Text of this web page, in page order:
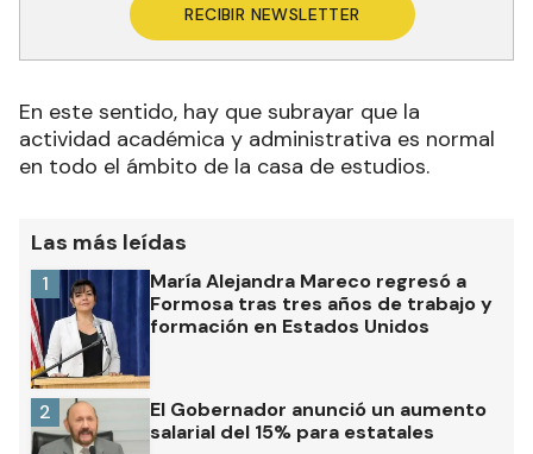
RECIBIR NEWSLETTER
En este sentido, hay que subrayar que la
actividad académica y administrativa es normal
en todo el ámbito de la casa de estudios.
Las más leídas
María Alejandra Mareco regresó a
Formosa tras tres años de trabajo y
formación en Estados Unidos
1
El Gobernador anunció un aumento
salarial del 15% para estatales
2